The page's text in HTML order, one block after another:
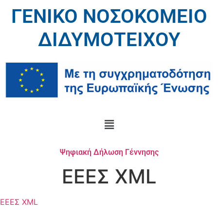
ΓΕΝΙΚΟ ΝΟΣΟΚΟΜΕΙΟ
ΔΙΔΥΜΟΤΕΙΧΟΥ
Ψηφιακή Δήλωση Γέννησης
ΕΕΕΣ XML
ΕΕΕΣ XML